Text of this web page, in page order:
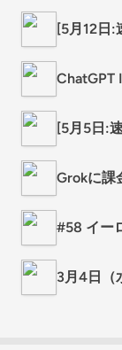
[5月12日
ChatGPT
[5月5日:
Grokに課
#58 イー
3月4日（